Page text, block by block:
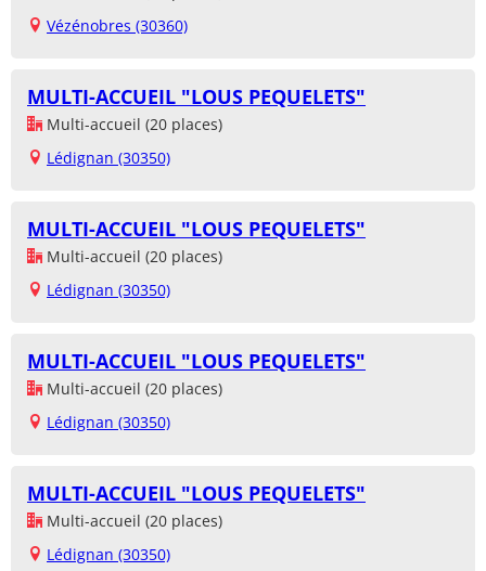
Vézénobres (30360)
MULTI-ACCUEIL "LOUS PEQUELETS"
Multi-accueil (20 places)
Lédignan (30350)
MULTI-ACCUEIL "LOUS PEQUELETS"
Multi-accueil (20 places)
Lédignan (30350)
MULTI-ACCUEIL "LOUS PEQUELETS"
Multi-accueil (20 places)
Lédignan (30350)
MULTI-ACCUEIL "LOUS PEQUELETS"
Multi-accueil (20 places)
Lédignan (30350)